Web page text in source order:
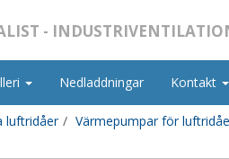
-
Nedladdningar Kontakt
luftridåer
Värmepumpar för